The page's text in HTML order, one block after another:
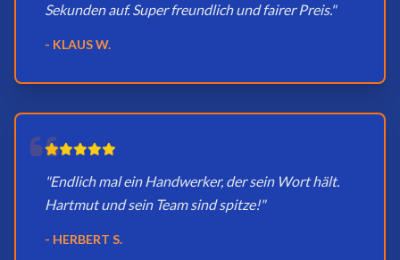
Sekunden auf. Super freundlich und fairer Preis."
- KLAUS W.
"Endlich mal ein Handwerker, der sein Wort hält.
Hartmut und sein Team sind spitze!"
- HERBERT S.